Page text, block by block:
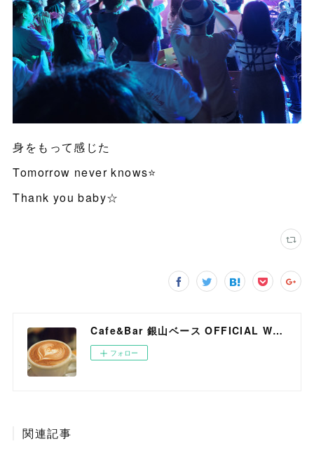
身をもって感じた
Tomorrow never knows⭐️
Thank you baby☆
Cafe&Bar 銀山ベース OFFICIAL WEB SITE
フォロー
関連記事